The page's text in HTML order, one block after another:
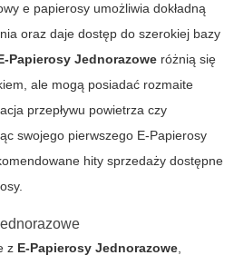
e papierosy umożliwia dokładną
oraz daje dostęp do szerokiej bazy
Papierosy Jednorazowe różnią się
ale mogą posiadać rozmaite
przepływu powietrza czy
swojego pierwszego E-Papierosy
hity sprzedaży dostępne
.
z E-Papierosy Jednorazowe,